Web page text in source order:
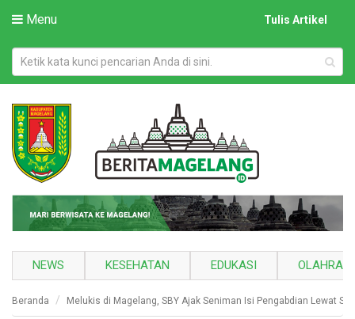
Menu Tulis Artikel
NEWS KESEHATAN EDUKASI
Beranda Melukis di Magelang, SBY Ajak Seniman Isi Pengabdian Lewat